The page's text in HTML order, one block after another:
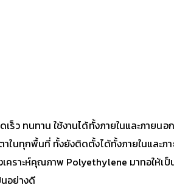
ว ทนทาน ใช้งานได้ทั้งภายในและภาย
นทุกพื้นที่ ทั้งยังติดตั้งได้ทั้งภายในและภ
ราะห์คุณภาพ Polyethylene มาทอให้
อย่างดี